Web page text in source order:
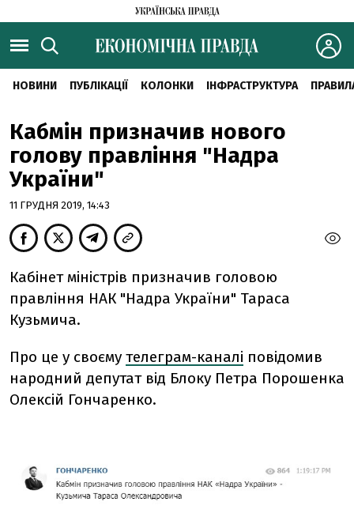
НОВИНИ ПУБЛІКАЦІЇ КОЛОНКИ ІНФРАСТРУКТУРА
Кабмін призначив нового
голову правління "Надра
України"
11 ГРУДНЯ 2019, 14:43
Кабінет міністрів призначив головою
правління НАК "Надра України" Тараса
Кузьмича.
Про це у своєму телеграм-каналі повідомив
народний депутат від Блоку Петра Порошенка
Олексій Гончаренко.